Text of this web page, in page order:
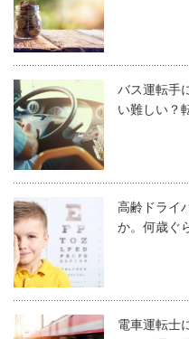
バス運転手
い難しい？
高齢ドライ
か。何歳ぐ
電車運転士